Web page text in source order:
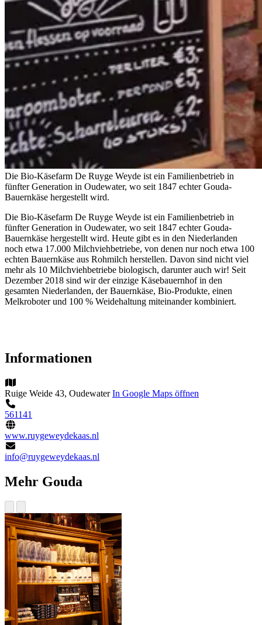
Die Bio-Käsefarm De Ruyge Weyde ist ein Familienbetrieb in
fünfter Generation in Oudewater, wo seit 1847 echter Gouda-
Bauernkäse hergestellt wird.
Die Bio-Käsefarm De Ruyge Weyde ist ein Familienbetrieb in
fünfter Generation in Oudewater, wo seit 1847 echter Gouda-
Bauernkäse hergestellt wird. Heute gibt es in den Niederlanden
noch etwa 17.000 Milchviehbetriebe, von denen nur noch etwa 100
echten Bauernkäse aus Rohmilch herstellen. Davon sind nicht viel
mehr als 10 Milchviehbetriebe biologisch, darunter auch wir! Seit
Dezember 2018 sind wir der einzige Käsebauernhof in den
gesamten Niederlanden, der Bauernkäse, Bio-Produkte, einen
Melkroboter und 100 % Weidehaltung miteinander kombiniert.
Informationen
Ruige Weide 43, OudewaterIn Google Maps öffnen
561141
www.ruygeweydekaas.nl
info@ruygeweydekaas.nl
Mehr Gouda